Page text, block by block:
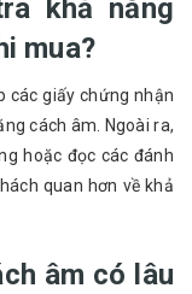
khả năng
mua?
các giấy chứng nhận
cách âm. Ngoài ra,
hoặc đọc các đánh
quan hơn về khả
âm có lâu